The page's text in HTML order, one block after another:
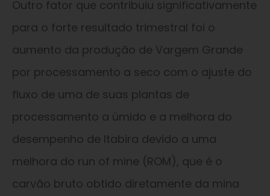
Outro fator que contribuiu significativamente
para o forte resultado trimestral foi o
aumento da produção de Vargem Grande
por processamento a seco com o ajuste do
fluxo de uma de suas plantas de
processamento a úmido e a melhora do
desempenho de Itabira devido a uma
melhora do run of mine (ROM), que é o
carvão bruto obtido diretamente da mina